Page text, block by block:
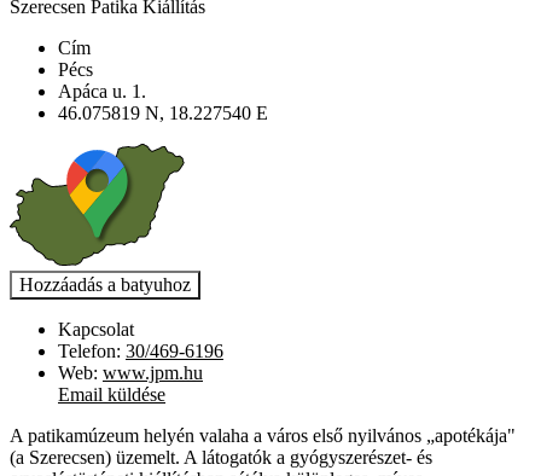
Szerecsen Patika Kiállítás
Cím
Pécs
Apáca u. 1.
46.075819 N, 18.227540 E
Kapcsolat
Telefon: 30/469-6196
Web: www.jpm.hu
Email küldése
A patikamúzeum helyén valaha a város első nyilvános „apotékája"
(a Szerecsen) üzemelt. A látogatók a gyógyszerészet- és